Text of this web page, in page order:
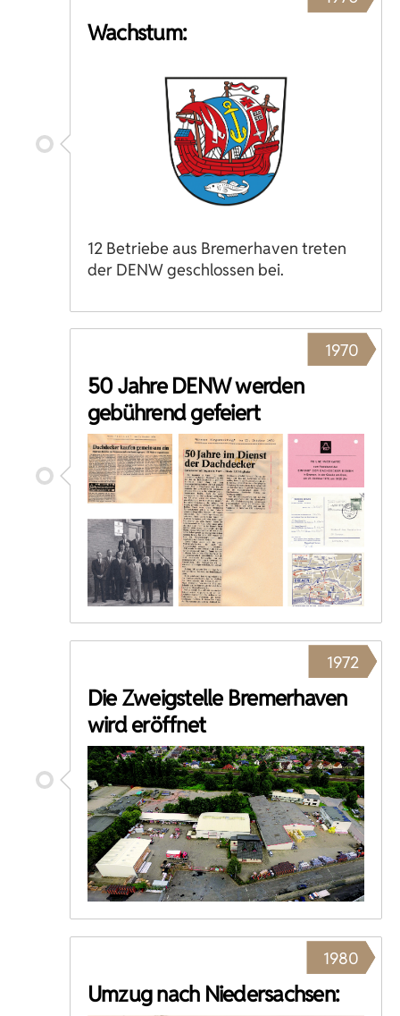
Wachstum:
12 Betriebe aus Bremerhaven treten
der DENW geschlossen bei.
1970
50 Jahre DENW werden
gebührend gefeiert
1972
Die Zweigstelle Bremerhaven
wird eröffnet
1980
Umzug nach Niedersachsen: